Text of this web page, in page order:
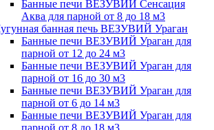
Банные печи ВЕЗУВИЙ Сенсация
Аква для парной от 8 до 18 м3
банная печь ВЕЗУВИЙ Ураган
Банные печи ВЕЗУВИЙ Ураган для
парной от 12 до 24 м3
Банные печи ВЕЗУВИЙ Ураган для
парной от 16 до 30 м3
Банные печи ВЕЗУВИЙ Ураган для
парной от 6 до 14 м3
Банные печи ВЕЗУВИЙ Ураган для